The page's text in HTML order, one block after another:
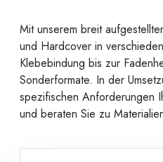
Mit unserem breit
und Hardcover in
Klebebindung bis zur
Sonderformate. In der
spezifischen Anforderungen
und beraten Sie zu